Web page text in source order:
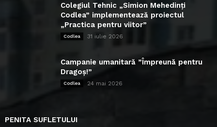
Colegiul Tehnic „Simion Mehedinți
Codlea” implementează proiectul
„Practica pentru viitor”
Codlea 31 iulie 2026
Campanie umanitară ”Împreună pentru
Dragoș!”
Codlea 24 mai 2026
PENITA SUFLETULUI